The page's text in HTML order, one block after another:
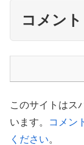
コメント
このサイトはス
います。
コメン
ください。